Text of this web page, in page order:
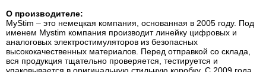
О производителе:
MyStim – это немецкая компания, основанная в 2005 году. Под
именем Mystim компания производит линейку цифровых и
аналоговых электростимуляторов из безопасных
высококачественных материалов. Перед отправкой со склада,
вся продукция тщательно проверяется, тестируется и
упаковывается в оригинальную стильную коробку. С 2009 года